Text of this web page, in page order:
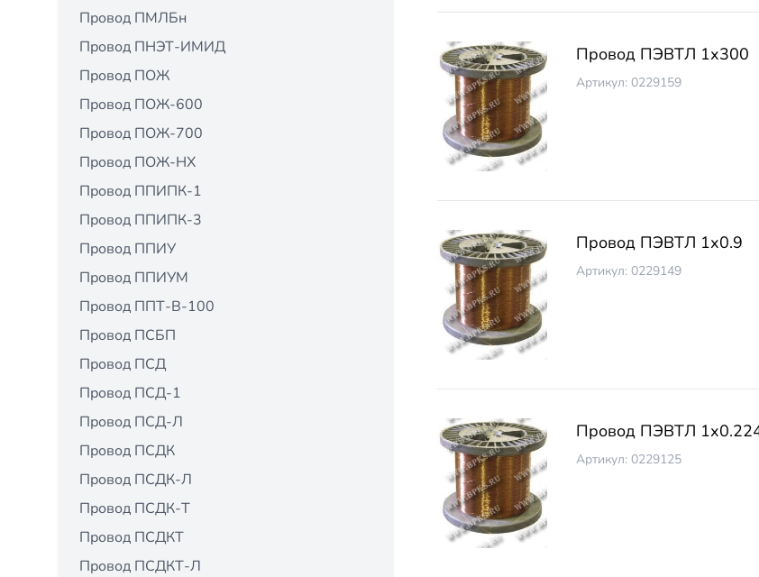
Провод ПМЛБн
Провод ПНЭТ-ИМИД
Провод ПОЖ
Провод ПОЖ-600
Провод ПОЖ-700
Провод ПОЖ-НХ
Провод ППИПК-1
Провод ППИПК-3
Провод ППИУ
Провод ППИУМ
Провод ППТ-В-100
Провод ПСБП
Провод ПСД
Провод ПСД-1
Провод ПСД-Л
Провод ПСДК
Провод ПСДК-Л
Провод ПСДК-Т
Провод ПСДКТ
Провод ПСДКТ-Л
Провод ПЭВТЛ 1х300
Артикул: 0229159
Провод ПЭВТЛ 1х0.9
Артикул: 0229149
Провод ПЭВТЛ
Артикул: 0229125